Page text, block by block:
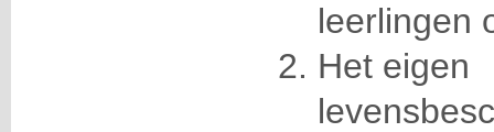
leerlingen
Het eigen